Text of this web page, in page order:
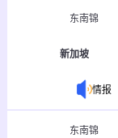
东南锦
新加坡
情报
东南锦